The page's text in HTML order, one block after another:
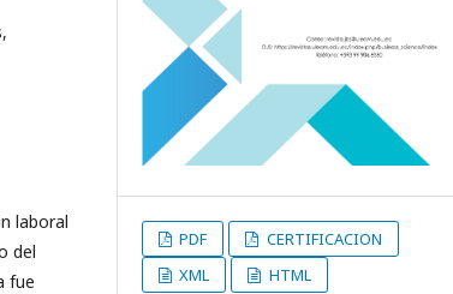
laboral
del
fue
PDF
CERTIFICACION
XML
HTML